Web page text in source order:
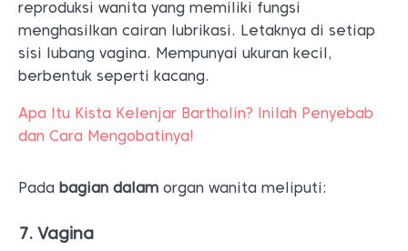
reproduksi wanita yang memiliki fungsi
menghasilkan cairan lubrikasi. Letaknya di setiap
sisi lubang vagina. Mempunyai ukuran kecil,
berbentuk seperti kacang.
Apa Itu Kista Kelenjar Bartholin? Inilah Penyebab
dan Cara Mengobatinya!
Pada bagian dalam organ wanita meliputi:
7. Vagina